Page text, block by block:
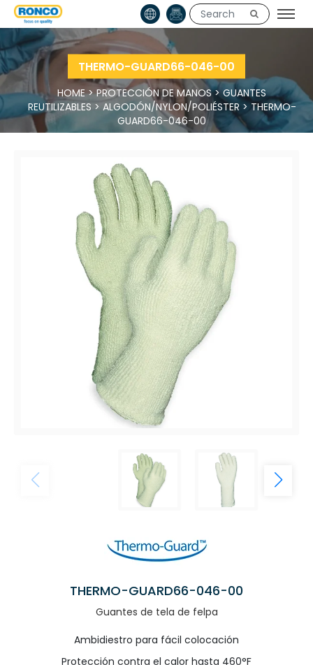
THERMO-GUARD66-046-00
HOME>PROTECCIÓN DE MANOS>GUANTES
REUTILIZABLES > ALGODÓN/NYLON/POLIÉSTER >THERMO-
GUARD66-046-00
THERMO-GUARD66-046-00
Guantes de tela de felpa
Ambidiestro para fácil colocación
Protección contra el calor hasta 460°F